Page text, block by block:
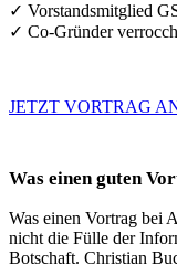
✓ Vorstandsmitglied
✓ Co-Gründer
JETZT VORTRAG
Was einen guten
Was einen Vortrag bei
nicht die Fülle der
Botschaft. Christian